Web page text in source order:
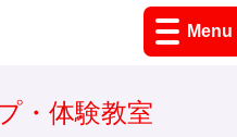
Menu
・体験教室